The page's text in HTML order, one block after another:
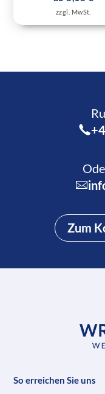
zzgl. MwSt.
Zum
So erreichen Sie uns